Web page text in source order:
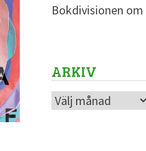
Bokdivisionen om
ARKIV
Arkiv